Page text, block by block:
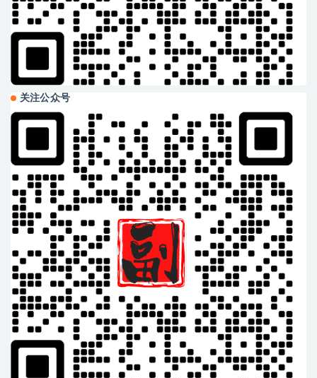
关注公众号